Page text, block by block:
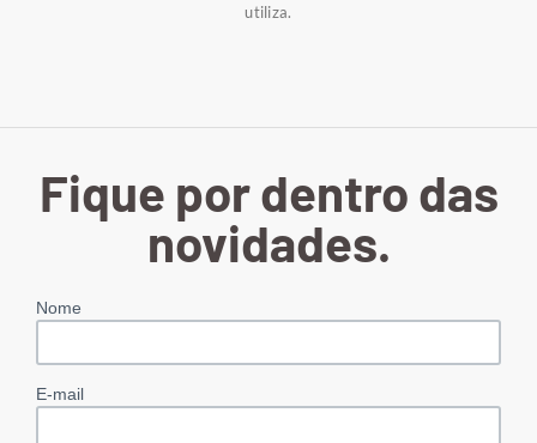
utiliza.
Fique por dentro das
novidades.
Nome
E-mail